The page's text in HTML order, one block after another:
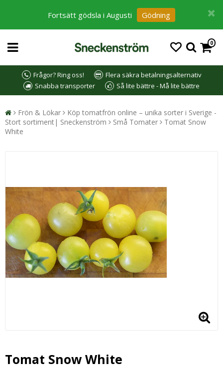
Fortsätt gödsla i Augusti Gödning
0
Frågor? Ring oss!
Flera säkra betalningsalternativ
Snabba transporter
Så lite bättre - Må lite bättre
Frön & Lökar
Köp tomatfrön online – unika sorter i Sverige -
Stort sortiment| Sneckenström
Små Tomater
Tomat Snow
White
Tomat Snow White